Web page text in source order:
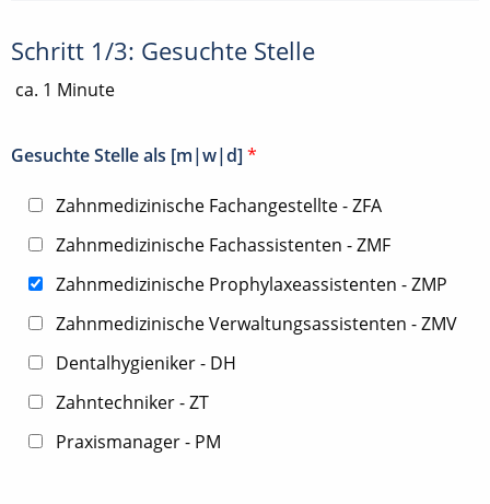
Schritt 1/3: Gesuchte Stelle
ca. 1 Minute
Gesuchte Stelle als [m|w|d] *
Zahnmedizinische Fachangestellte - ZFA
Zahnmedizinische Fachassistenten - ZMF
Zahnmedizinische Prophylaxeassistenten - ZMP
Zahnmedizinische Verwaltungsassistenten - ZMV
Dentalhygieniker - DH
Zahntechniker - ZT
Praxismanager - PM